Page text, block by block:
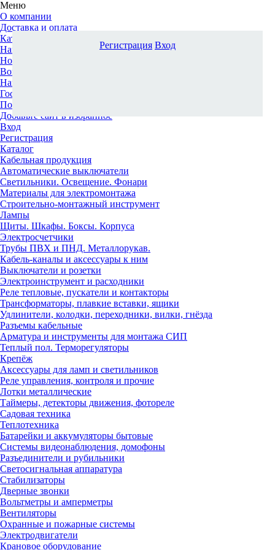
Меню
О компании
Доставка и оплата
Каталог
Наши офисы
Новости и новинки
Вопрос-ответ
Наша команда
Гос. заказчикам
Поставщикам
Добавьте сайт в избранное
Вход
Регистрация
Каталог
Кабельная продукция
Автоматические выключатели
Светильники. Освещение. Фонари
Материалы для электромонтажа
Строительно-монтажный инструмент
Лампы
Щиты. Шкафы. Боксы. Корпуса
Электросчетчики
Трубы ПВХ и ПНД. Металлорукав.
Кабель-каналы и аксессуары к ним
Выключатели и розетки
Электроинструмент и расходники
Реле тепловые, пускатели и контакторы
Трансформаторы, плавкие вставки, ящики
Удлинители, колодки, переходники, вилки, гнёзда
Разъемы кабельные
Арматура и инструменты для монтажа СИП
Теплый пол. Терморегуляторы
Крепёж
Аксессуары для ламп и светильников
Реле управления, контроля и прочие
Лотки металлические
Таймеры, детекторы движения, фотореле
Садовая техника
Теплотехника
Батарейки и аккумуляторы бытовые
Системы видеонаблюдения, домофоны
Разъединители и рубильники
Светосигнальная аппаратура
Стабилизаторы
Дверные звонки
Вольтметры и амперметры
Вентиляторы
Охранные и пожарные системы
Электродвигатели
Крановое оборудование
Регистрация Вход